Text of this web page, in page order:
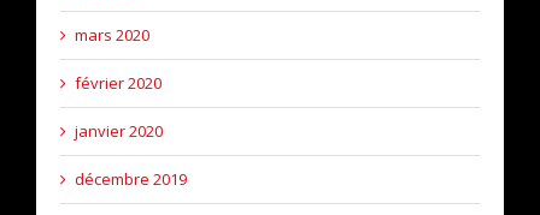
mars 2020
février 2020
janvier 2020
décembre 2019